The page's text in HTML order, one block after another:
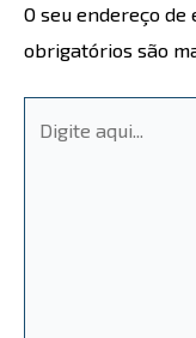
O seu endereço
obrigatórios são